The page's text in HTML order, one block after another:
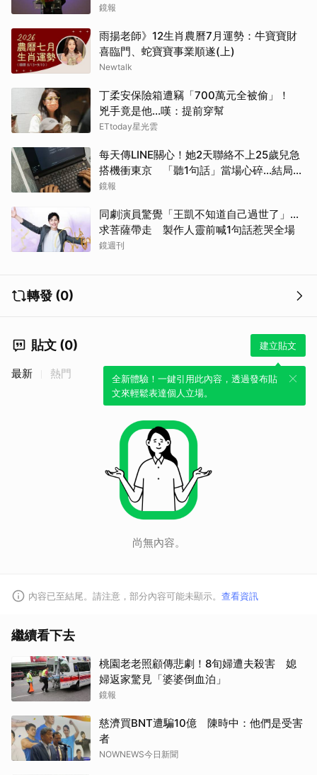
網絡
鏡報
雨揚老師》12生肖農曆7月運勢：牛寶寶財
喜臨門、蛇寶寶事業順遂(上)
Newtalk
丁柔安保險箱遭竊「700萬元全被偷」！
兇手竟是他...嘆：提前穿幫
ETtoday星光雲
每天傳LINE關心！她2天聯絡不上25歲兒急
搭機衝東京 「聽1句話」當場心碎...結局看
哭網
鏡報
同劇演員驚覺「王凱不知道自己過世了」...
求菩薩帶走 製作人靈前喊1句話惹哭全場
鏡週刊
轉發 (0)
貼文 (0) 建立貼文
全新體驗！一鍵引用此內容，透過發布貼
文來輕鬆表達個人立場。
最新 熱門
尚無內容。
內容已至結尾。請注意，部分內容可能未顯示。 查看資訊
繼續看下去
桃園老老照顧傳悲劇！8旬婦遭夫殺害 媳
婦返家驚見「婆婆倒血泊」
鏡報
慈濟買BNT遭騙10億 陳時中：他們是受害
者
NOWNEWS今日新聞
取消